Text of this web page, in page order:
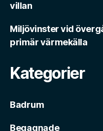
villan
Miljövinster vid
primär värmekälla
Kategorier
Badrum
Begagnade